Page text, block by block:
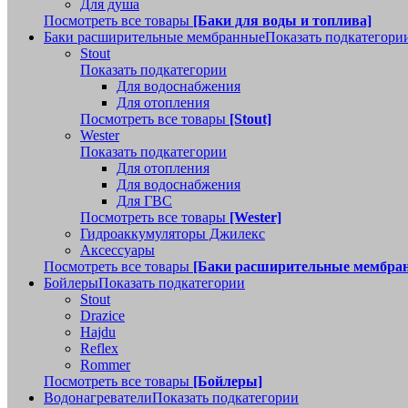
Для душа
Посмотреть все товары [Баки для воды и топлива]
Баки расширительные мембранныеПоказать
Stout
Показать подкатегории
Для водоснабжения
Для отопления
Посмотреть все товары [Stout]
Wester
Показать подкатегории
Для отопления
Для водоснабжения
Для ГВС
Посмотреть все товары [Wester]
Гидроаккумуляторы Джилекс
Аксессуары
Посмотреть все товары [Баки расширительные
БойлерыПоказать подкатегории
Stout
Drazice
Hajdu
Reflex
Rommer
Посмотреть все товары [Бойлеры]
ВодонагревателиПоказать подкатегории